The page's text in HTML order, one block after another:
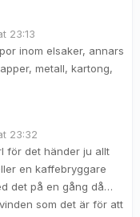
23:13
inom elsaker, annars
metall, kartong,
23:32
för det händer ju allt
en kaffebryggare
det på en gång då…
som det är för att